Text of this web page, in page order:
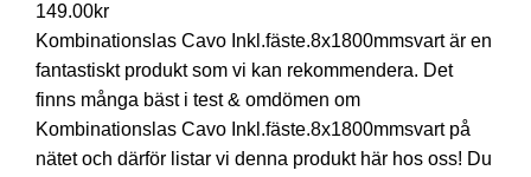
149.00kr
Kombinationslas Cavo Inkl.fäste.8x1800mmsvart är en
fantastiskt produkt som vi kan rekommendera. Det
finns många bäst i test & omdömen om
Kombinationslas Cavo Inkl.fäste.8x1800mmsvart på
nätet och därför listar vi denna produkt här hos oss! Du